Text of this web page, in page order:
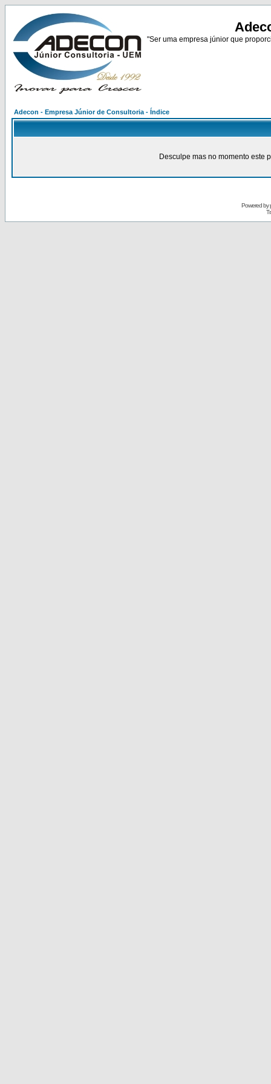
"Ser uma empresa júnior que
Adecon - Empresa Júnior de Consultoria - Índice
Desculpe mas no momento este
Powered by